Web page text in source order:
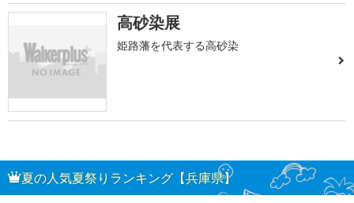
高砂染展
姫路藩を代表する高砂染
夏の人気夏祭りランキング【兵庫県】